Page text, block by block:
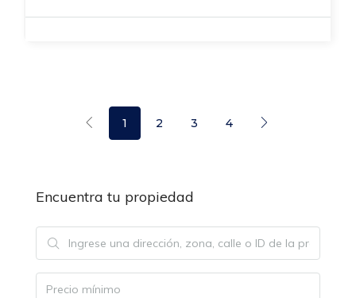
1 2 3 4
Encuentra tu propiedad